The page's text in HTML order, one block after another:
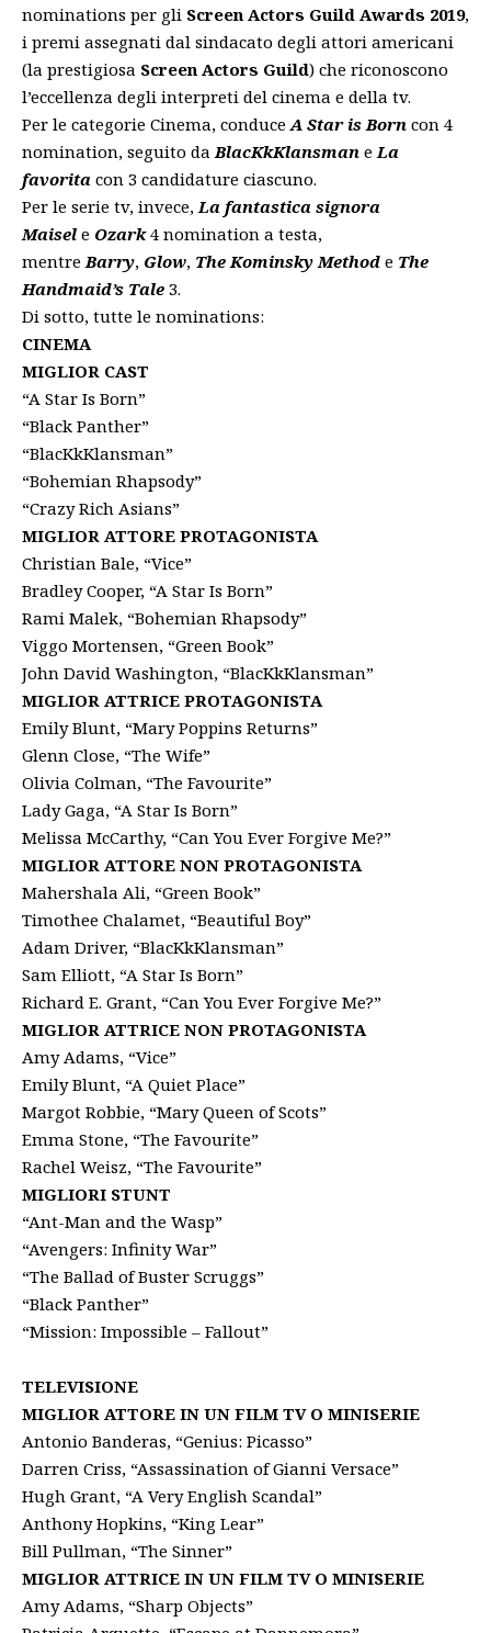
nominations per gli Screen Actors Guild Awards 2019,
i premi assegnati dal sindacato degli attori americani
(la prestigiosa Screen Actors Guild) che riconoscono
l’eccellenza degli interpreti del cinema e della tv.
Per le categorie Cinema, conduceA Star is Born con 4
nomination, seguito daBlacKkKlansman eLa
favorita con 3 candidature ciascuno.
Per le serie tv, invece, La fantastica signora
Maisel e Ozark4 nomination a testa,
mentreBarry, Glow, The Kominsky Method e The
Handmaid’s Tale 3.
Di sotto, tutte le nominations:
CINEMA
MIGLIOR CAST
“A Star Is Born”
“Black Panther”
“BlacKkKlansman”
“Bohemian Rhapsody”
“Crazy Rich Asians”
MIGLIOR ATTORE PROTAGONISTA
Christian Bale, “Vice”
Bradley Cooper, “A Star Is Born”
Rami Malek, “Bohemian Rhapsody”
Viggo Mortensen, “Green Book”
John David Washington, “BlacKkKlansman”
MIGLIOR ATTRICE PROTAGONISTA
Emily Blunt, “Mary Poppins Returns”
Glenn Close, “The Wife”
Olivia Colman, “The Favourite”
Lady Gaga, “A Star Is Born”
Melissa McCarthy, “Can You Ever Forgive Me?”
MIGLIOR ATTORE NON PROTAGONISTA
Mahershala Ali, “Green Book”
Timothee Chalamet, “Beautiful Boy”
Adam Driver, “BlacKkKlansman”
Sam Elliott, “A Star Is Born”
Richard E. Grant, “Can You Ever Forgive Me?”
MIGLIOR ATTRICE NON PROTAGONISTA
Amy Adams, “Vice”
Emily Blunt, “A Quiet Place”
Margot Robbie, “Mary Queen of Scots”
Emma Stone, “The Favourite”
Rachel Weisz, “The Favourite”
MIGLIORI STUNT
“Ant-Man and the Wasp”
“Avengers: Infinity War”
“The Ballad of Buster Scruggs”
“Black Panther”
“Mission: Impossible – Fallout”
TELEVISIONE
MIGLIOR ATTORE IN UN FILM TV O MINISERIE
Antonio Banderas, “Genius: Picasso”
Darren Criss, “Assassination of Gianni Versace”
Hugh Grant, “A Very English Scandal”
Anthony Hopkins, “King Lear”
Bill Pullman, “The Sinner”
MIGLIOR ATTRICE IN UN FILM TV O MINISERIE
Amy Adams, “Sharp Objects”